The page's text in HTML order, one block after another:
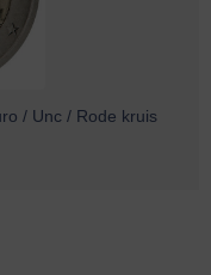
/ Unc / Rode kruis